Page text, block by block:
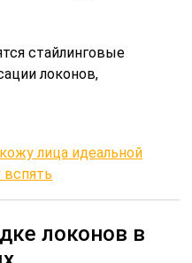
стайлинговые
локонов,
лица идеальной
вспять
локонов в